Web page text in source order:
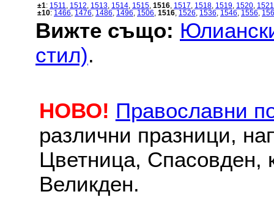
±1: 1511 1512 1513 1514 1515 1516 1517 1518 1519 1520 1521
±10: 1466 1476 1486 1496 1506 1516 1526 1536 1546 1556
Вижте също:
стил).
НОВО! Православни
различни празници,
Цветница, Спасовден,
Великден.